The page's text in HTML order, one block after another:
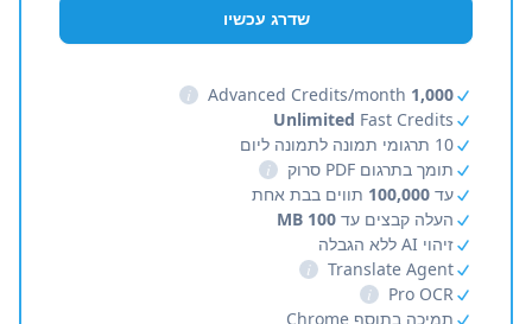
שדרג עכשיו
1,000
i
Unlimited Fast Credits
10 תרגומי תמונה לתמונה ליום
תומך בתרגום PDF סרוק
i
עד 100,000 תווים בבת אחת
העלה קבצים עד 100 MB
זיהוי AI ללא הגבלה
Translate Agent
i
Pro OCR
i
תמיכה בתוסף Chrome